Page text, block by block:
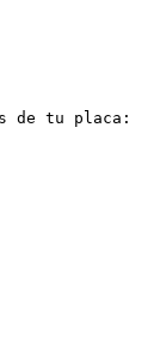
de tu placa: